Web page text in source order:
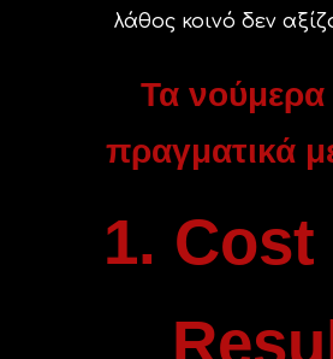
λάθος κοινό δεν
Τα
πραγματικά
1. Cost